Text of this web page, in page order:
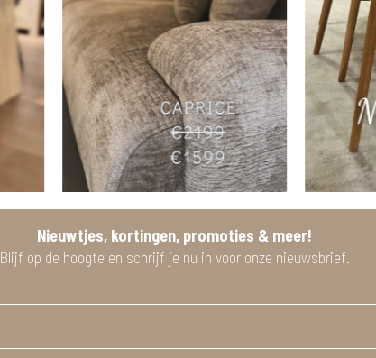
Nieuwtjes, kortingen, promoties & meer!
Blijf op de hoogte en schrijf je nu in voor onze nieuwsbrief.